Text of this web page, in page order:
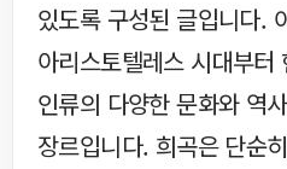
있도록 구성된 글입니다.
아리스토텔레스 시대부터
인류의 다양한 문화와 역
장르입니다. 희곡은 단순